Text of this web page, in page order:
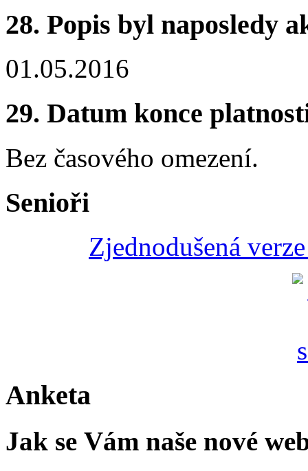
28. Popis byl naposledy
01.05.2016
29. Datum konce
Bez časového omezení.
Senioři
Zjednodušená
Anketa
Jak se Vám naše nové